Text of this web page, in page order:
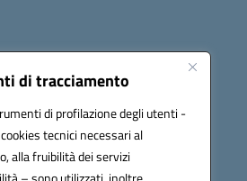
di tracciamento
di profilazione degli utenti -
tecnici necessari al
alla fruibilità dei servizi